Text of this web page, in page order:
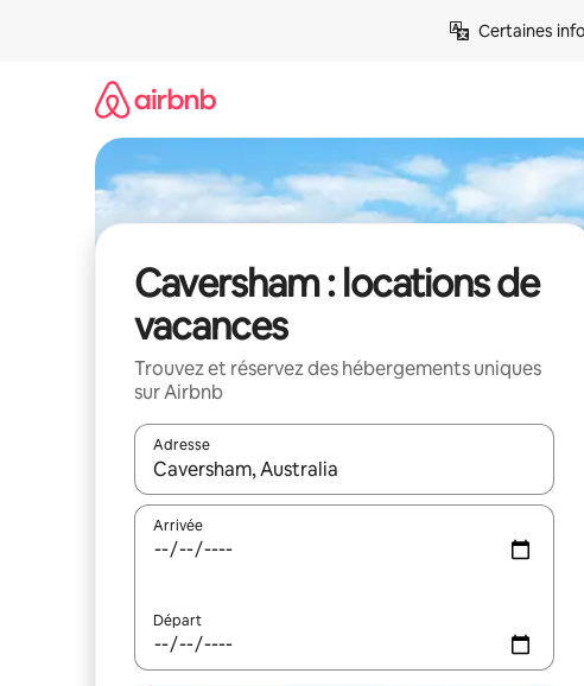
Certaines
Caversham : locations de
vacances
Trouvez et réservez des hébergements uniques
sur Airbnb
Adresse
Lorsque les résultats s'affichent, utilisez les flèches
Arrivée
Départ